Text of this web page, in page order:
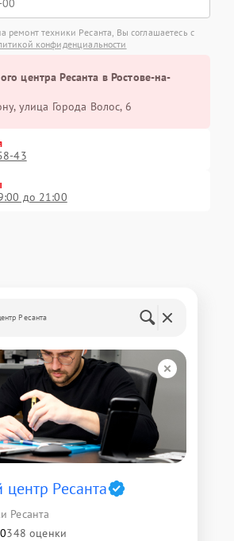
ремонт техники Ресанта, Вы соглашаетесь с
конфиденциальности
центра Ресанта в Ростове-на-
улица Города Волос, 6
43
до 21:00
Ресанта
Ресанта
Ресанта
348 оценки